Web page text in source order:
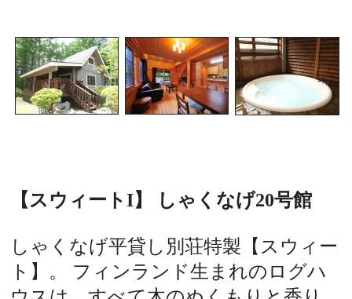
【スウィートI】 しゃくなげ20号館
しゃくなげ平貸し別荘特製【スウィー
ト】。 フィンランド生まれのログハ